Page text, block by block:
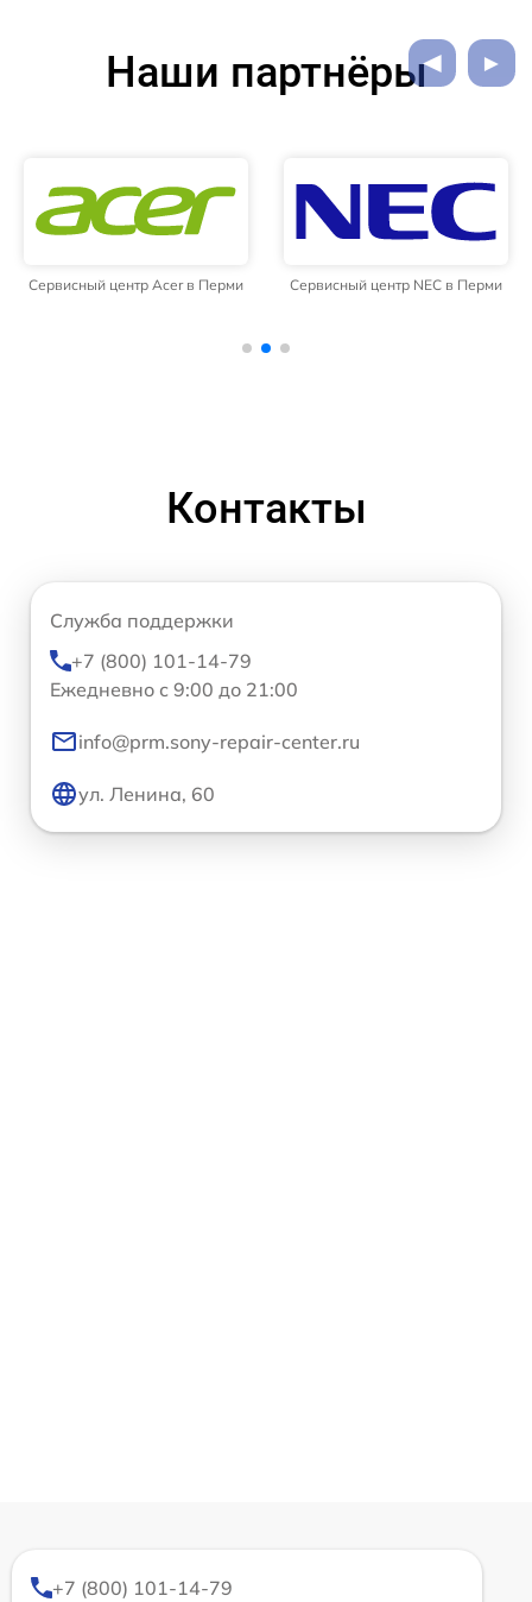
Наши партнёры
Сервисный центр Acer в Перми Сервисный центр NEC в Перми
Контакты
Служба поддержки
+7 (800) 101-14-79
Ежедневно с 9:00 до 21:00
info@prm.sony-repair-center.ru
ул. Ленина, 60
+7 (800) 101-14-79